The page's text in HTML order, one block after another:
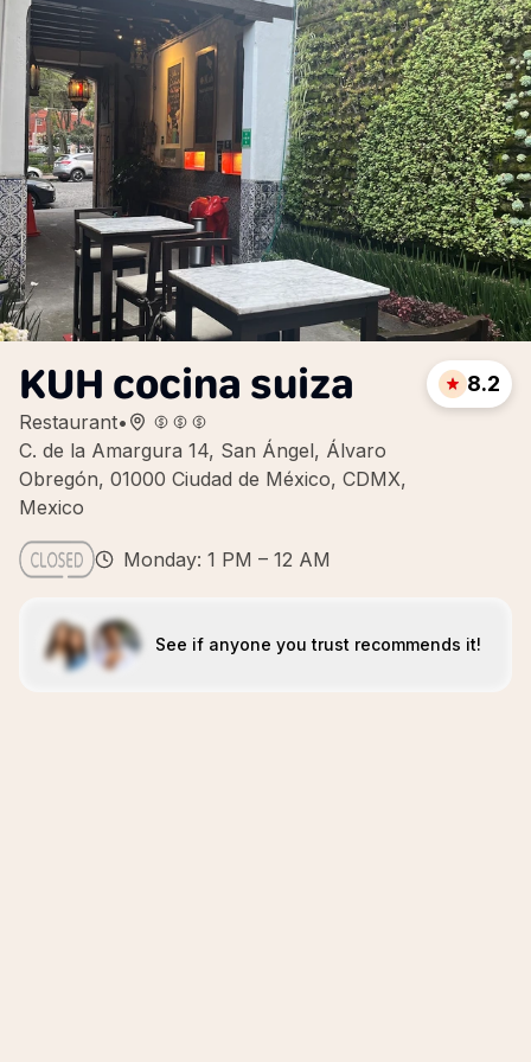
KUH cocina suiza
Restaurant•
C. de la Amargura 14, San Ángel, Álvaro
Obregón, 01000 Ciudad de México, CDMX,
Mexico
8.2
Monday: 1 PM – 12 AM
See if anyone you trust recommends it!